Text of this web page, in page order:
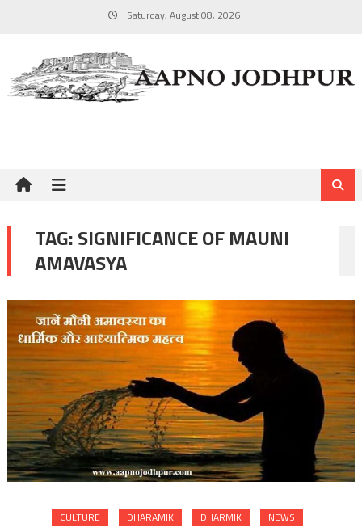
Saturday, August 08, 2026
TAG:SIGNIFICANCE OF MAUNI
AMAVASYA
CULTURE DHARAMIK DHARMIK NEWS